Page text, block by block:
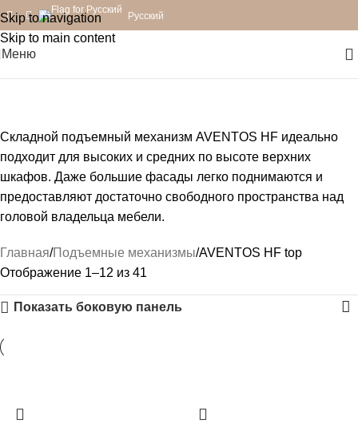
Skip to navigation
Skip to main content
Русский
Меню
Складной подъемный механизм AVENTOS HF идеально
подходит для высоких и средних по высоте верхних
шкафов. Даже большие фасады легко поднимаются и
предоставляют достаточно свободного пространства над
головой владельца мебели.
Главная Подъемные механизмы AVENTOS HF top
Отображение 1–12 из 41
Показать боковую панель